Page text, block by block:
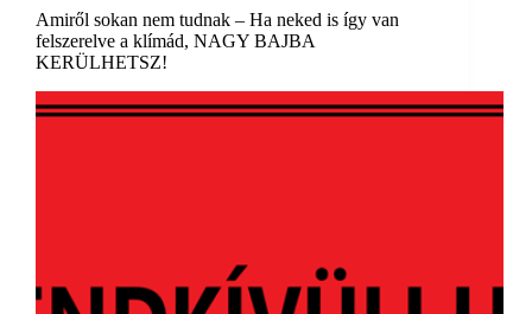
Amiről sokan nem tudnak – Ha neked is így van
felszerelve a klímád, NAGY BAJBA
KERÜLHETSZ!